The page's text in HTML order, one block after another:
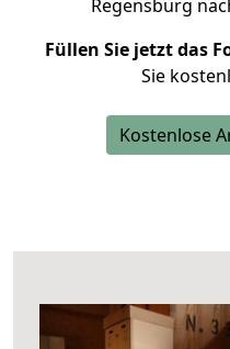
Regensburg
Füllen Sie jetzt das
Sie
Kostenlose